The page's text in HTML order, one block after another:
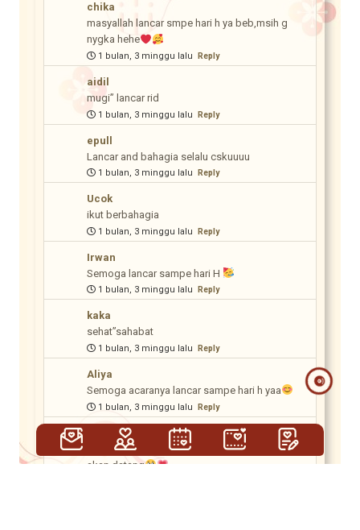
chika
masyallah lancar smpe hari h ya beb,msih g
nygka hehe
1 bulan, 3 minggu lalu Reply
aidil
mugi” lancar rid
1 bulan, 3 minggu lalu Reply
epull
Lancar and bahagia selalu cskuuuu
1 bulan, 3 minggu lalu Reply
Ucok
ikut berbahagia
1 bulan, 3 minggu lalu Reply
Irwan
Semoga lancar sampe hari H
1 bulan, 3 minggu lalu Reply
kaka
sehat”sahabat
1 bulan, 3 minggu lalu Reply
Aliya
Semoga acaranya lancar sampe hari h yaa
1 bulan, 3 minggu lalu Reply
Retnaa
masyallah lancar lancar ayu sampe hari h yang
akan datang